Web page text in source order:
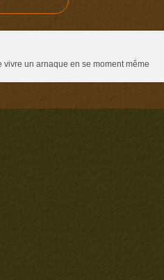
un arnaque en se moment même